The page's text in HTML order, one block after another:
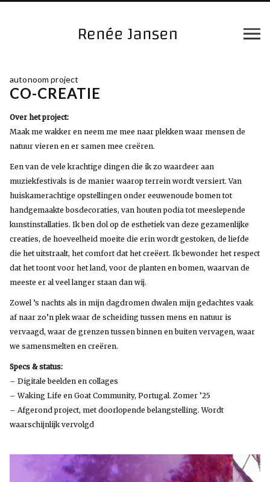
autonoom project
CO-CREATIE
Over het project:
Maak me wakker en neem me mee naar plekken waar mensen de
natuur vieren en er samen mee creëren.
Een van de vele krachtige dingen die ik zo waardeer aan
muziekfestivals is de manier waarop terrein wordt versiert. Van
huiskamerachtige opstellingen onder eeuwenoude bomen tot
handgemaakte bosdecoraties, van houten podia tot meeslepende
kunstinstallaties. Ik ben dol op de esthetiek van deze gezamenlijke
creaties, de hoeveelheid moeite die erin wordt gestoken, de liefde
die het uitstraalt, het comfort dat het creëert. Ik bewonder het respect
dat het toont voor het land, voor de planten en bomen, waarvan de
meeste er al veel langer staan ​​dan wij.
Zowel ’s nachts als in mijn dagdromen dwalen mijn gedachtes vaak
af naar zo’n plek waar de scheiding tussen mens en natuur is
vervaagd, waar de grenzen tussen binnen en buiten vervagen, waar
we samensmelten en creëren.
Specs & status:
– Digitale beelden en collages
– Waking Life en Goat Community, Portugal. Zomer ’25
– Afgerond project, met doorlopende belangstelling. Wordt
waarschijnlijk vervolgd